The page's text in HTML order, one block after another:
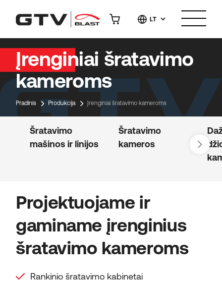
LT
Įrenginiai šratavimo
kameroms
Pradinis Produkcija Įrenginiai šratavimo kameroms
Šratavimo
mašinos ir linijos
Šratavimo
kameros
Projektuojame ir
gaminame įrenginius
šratavimo kameroms
Rankinio šratavimo kabinetai